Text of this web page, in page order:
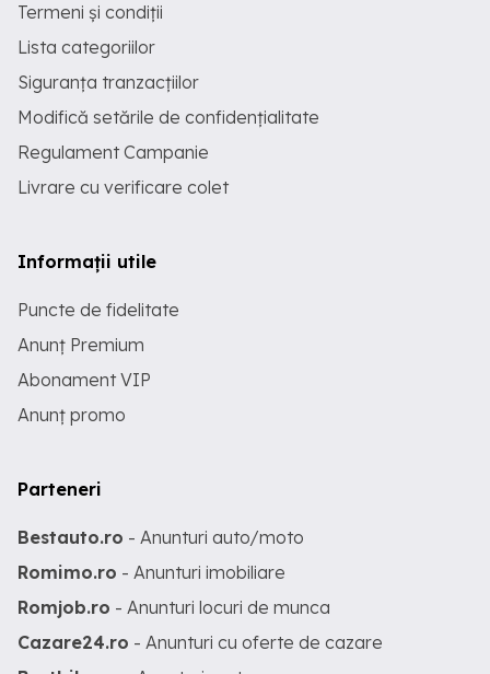
Termeni și condiții
Lista categoriilor
Siguranța tranzacțiilor
Modifică setările de confidențialitate
Regulament Campanie
Livrare cu verificare colet
Informații utile
Puncte de fidelitate
Anunț Premium
Abonament VIP
Anunț promo
Parteneri
Bestauto.ro - Anunturi auto/moto
Romimo.ro - Anunturi imobiliare
Romjob.ro - Anunturi locuri de munca
Cazare24.ro - Anunturi cu oferte de cazare